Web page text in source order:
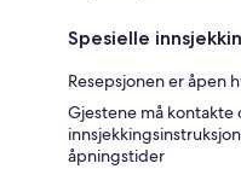
Spesielle
Resepsjonen er åpen
Gjestene må
åpningstider